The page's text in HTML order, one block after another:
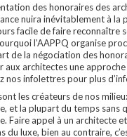
des honoraires des
nuira inévitablement à
facile de faire reconnaître
l’AAPPQ organise
de la négociation des
aux architectes une
nos infolettres pour plus
les créateurs de nos
et la plupart du temps sans
Faire appel à un architecte
du luxe, bien au contraire,